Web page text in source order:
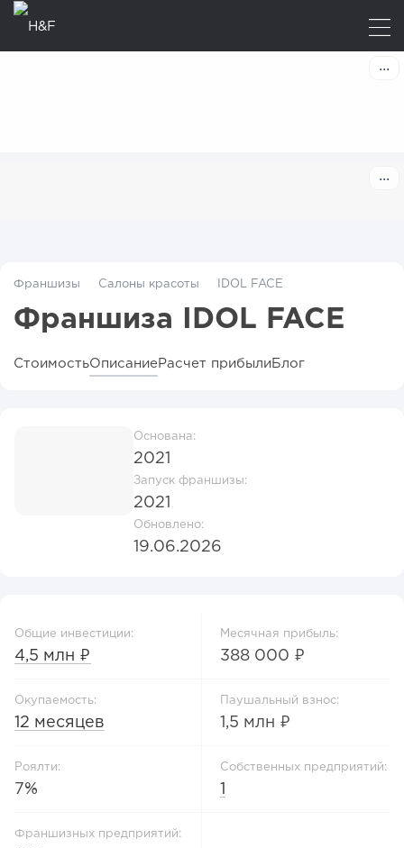
Франшизы Салоны красоты IDOL FACE
Франшиза IDOL FACE
СтоимостьОписание Расчет прибылиБлог
Основана:
2021
Запуск франшизы:
2021
Обновлено:
19.06.2026
Общие инвестиции:
4,5 млн ₽
Месячная прибыль:
388 000 ₽
Окупаемость:
12 месяцев
Паушальный взнос:
1,5 млн ₽
Роялти:
7%
Собственных предприятий:
Франшизных предприятий: